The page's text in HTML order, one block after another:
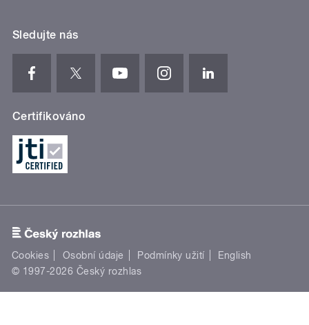
Sledujte nás
Certifikováno
Cookies Osobní údaje Podmínky užití
English
© 1997-2026 Český rozhlas